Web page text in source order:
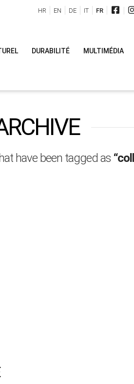
|
HR EN DE IT FR
DURABILITÉ MULTIMÉDIA
have been tagged as